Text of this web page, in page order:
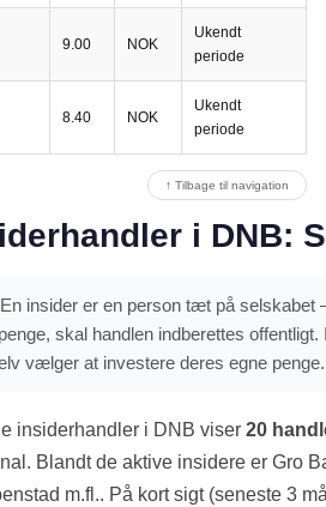
9.00 NOK
Ukendt
periode
8.40 NOK
Ukendt
periode
↑ Tilbage til navigation
i DNB:
En insider er en person tæt på
skal handlen indberettes
vælger at investere deres egne penge.
insiderhandler i DNB viser 20
Blandt de aktive insidere er Gro
m.fl.. På kort sigt (seneste 3